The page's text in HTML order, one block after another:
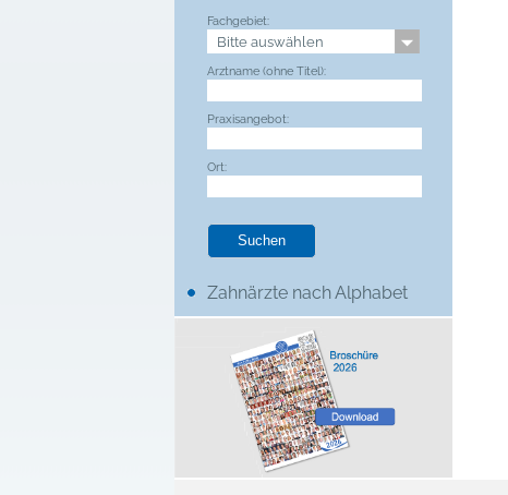
Fachgebiet:
Arztname (ohne Titel):
Praxisangebot:
Ort:
Zahnärzte nach Alphabet